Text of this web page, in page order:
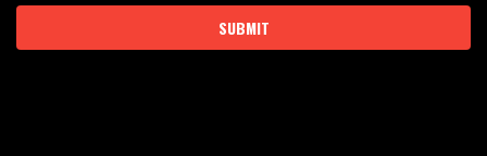
SUBMIT